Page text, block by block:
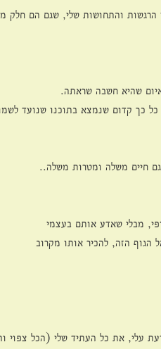
הרגשות והתחושות שלי, שגם הם חלק
איום שהיא חשבה שראתה.
כך קדום שנמצא בתוכנו שנועד
חיים משלה ומטרות משלה..
מבלי שאדע אותם בעצמי
הזה, להכיר אותו מקרוב
עלי, את כל העתיד שלי (הכל צפוי